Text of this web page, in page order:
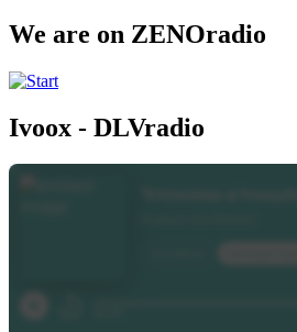
We are on ZENOradio
Ivoox - DLVradio